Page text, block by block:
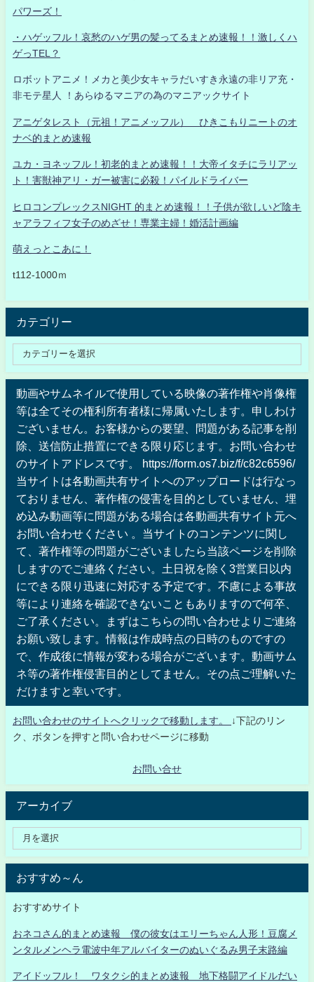
パワーズ！
・ハゲッフル！哀愁のハゲ男の髪ってるまとめ速報！！激しくハ
ゲっTEL？
ロボットアニメ！メカと美少女キャラだいすき永遠の非リア充・
非モテ星人 ！あらゆるマニアの為のマニアックサイト
アニゲタレスト（元祖！アニメッフル） ひきこもりニートのオ
ナベ的まとめ速報
ユカ・ヨネッフル！初老的まとめ速報！！大帝イタチにラリアッ
ト！害獣神アリ・ガー被害に必殺！パイルドライバー
ヒロコンプレックスNIGHT 的まとめ速報！！子供が欲しいど陰キ
ャアラフィフ女子のめざせ！専業主婦！婚活計画編
萌えっとこあに！
t112-1000ｍ
カテゴリー
動画やサムネイルで使用している映像の著作権や肖像権
等は全てその権利所有者様に帰属いたします。申しわけ
ございません。お客様からの要望、問題がある記事を削
除、送信防止措置にできる限り応じます。お問い合わせ
のサイトアドレスです。 https://form.os7.biz/f/c82c6596/
当サイトは各動画共有サイトへのアップロードは行なっ
ておりません、著作権の侵害を目的としていません、埋
め込み動画等に問題がある場合は各動画共有サイト元へ
お問い合わせください 。当サイトのコンテンツに関し
て、著作権等の問題がございましたら当該ページを削除
しますのでご連絡ください。土日祝を除く3営業日以内
にできる限り迅速に対応する予定です。不慮による事故
等により連絡を確認できないこともありますので何卒、
ご了承ください。まずはこちらの問い合わせよりご連絡
お願い致します。情報は作成時点の日時のものですの
で、作成後に情報が変わる場合がございます。動画サム
ネ等の著作権侵害目的としてません。その点ご理解いた
だけますと幸いです。
お問い合わせのサイトへクリックで移動します。
↓下記のリン
ク、ボタンを押すと問い合わせページに移動
お問い合せ
アーカイブ
おすすめ～ん
おすすめサイト
おネコさん的まとめ速報 僕の彼女はエリーちゃん人形！豆腐メ
ンタルメンヘラ電波中年アルバイターのぬいぐるみ男子末路編
アイドッフル！ ワタクシ的まとめ速報 地下格闘アイドルだい